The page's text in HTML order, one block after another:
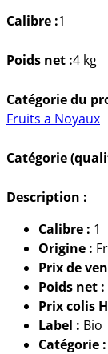
Calibre :1
Poids net :4 kg
Catégorie du
Fruits a Noyaux
Catégorie
Description :
Calibre : 1
Origine :
Prix de
Poids net :
Prix colis
Label : Bio
Catégorie :